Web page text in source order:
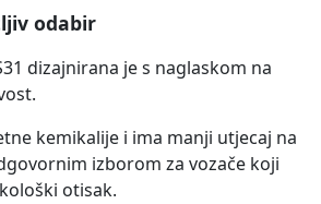
odabir
dizajnirana je s naglaskom na
kemikalije i ima manji utjecaj na
izborom za vozače koji
otisak.